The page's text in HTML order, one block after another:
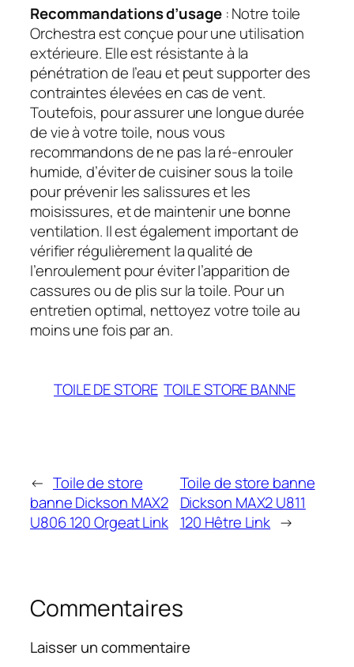
Recommandations d’usage: Notre toile
Orchestra est conçue pour une utilisation
extérieure. Elle est résistante à la
pénétration de l’eau et peut supporter des
contraintes élevées en cas de vent.
Toutefois, pour assurer une longue durée
de vie à votre toile, nous vous
recommandons de ne pas la ré-enrouler
humide, d’éviter de cuisiner sous la toile
pour prévenir les salissures et les
moisissures, et de maintenir une bonne
ventilation. Il est également important de
vérifier régulièrement la qualité de
l’enroulement pour éviter l’apparition de
cassures ou de plis sur la toile. Pour un
entretien optimal, nettoyez votre toile au
moins une fois par an.
TOILE DE STORE TOILE STORE BANNE
← Toile de store
banne Dickson MAX2
U806 120 Orgeat Link
Toile de store banne
Dickson MAX2 U811
120 Hêtre Link →
Commentaires
Laisser un commentaire